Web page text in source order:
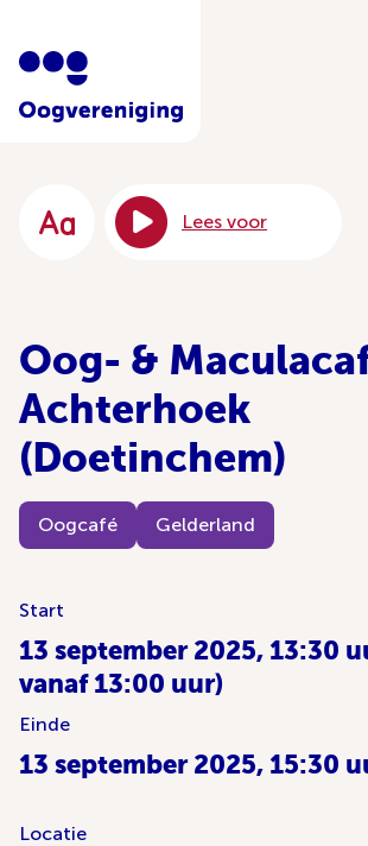
Lees voor
Oog- &
Achterhoek
(Doetinchem)
Oogcafé Gelderland
Start
13 september 2025, 13:30
vanaf 13:00 uur)
Einde
13 september 2025, 15:30
Locatie